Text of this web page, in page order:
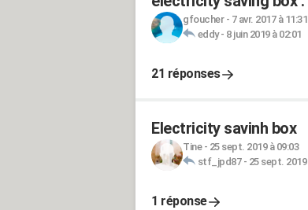
gfoucher- 7 avr. 2017 à 11:31
eddy- 8 juin 2019 à 02:01
21 réponses
Electricity savinh box
Tine- 25 sept. 2019 à 09:03
stf_jpd87- 25 sept. 2019
1 réponse